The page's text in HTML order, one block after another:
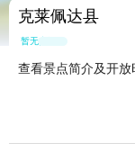
克莱佩达县
暂无点评
查看景点简介及开放